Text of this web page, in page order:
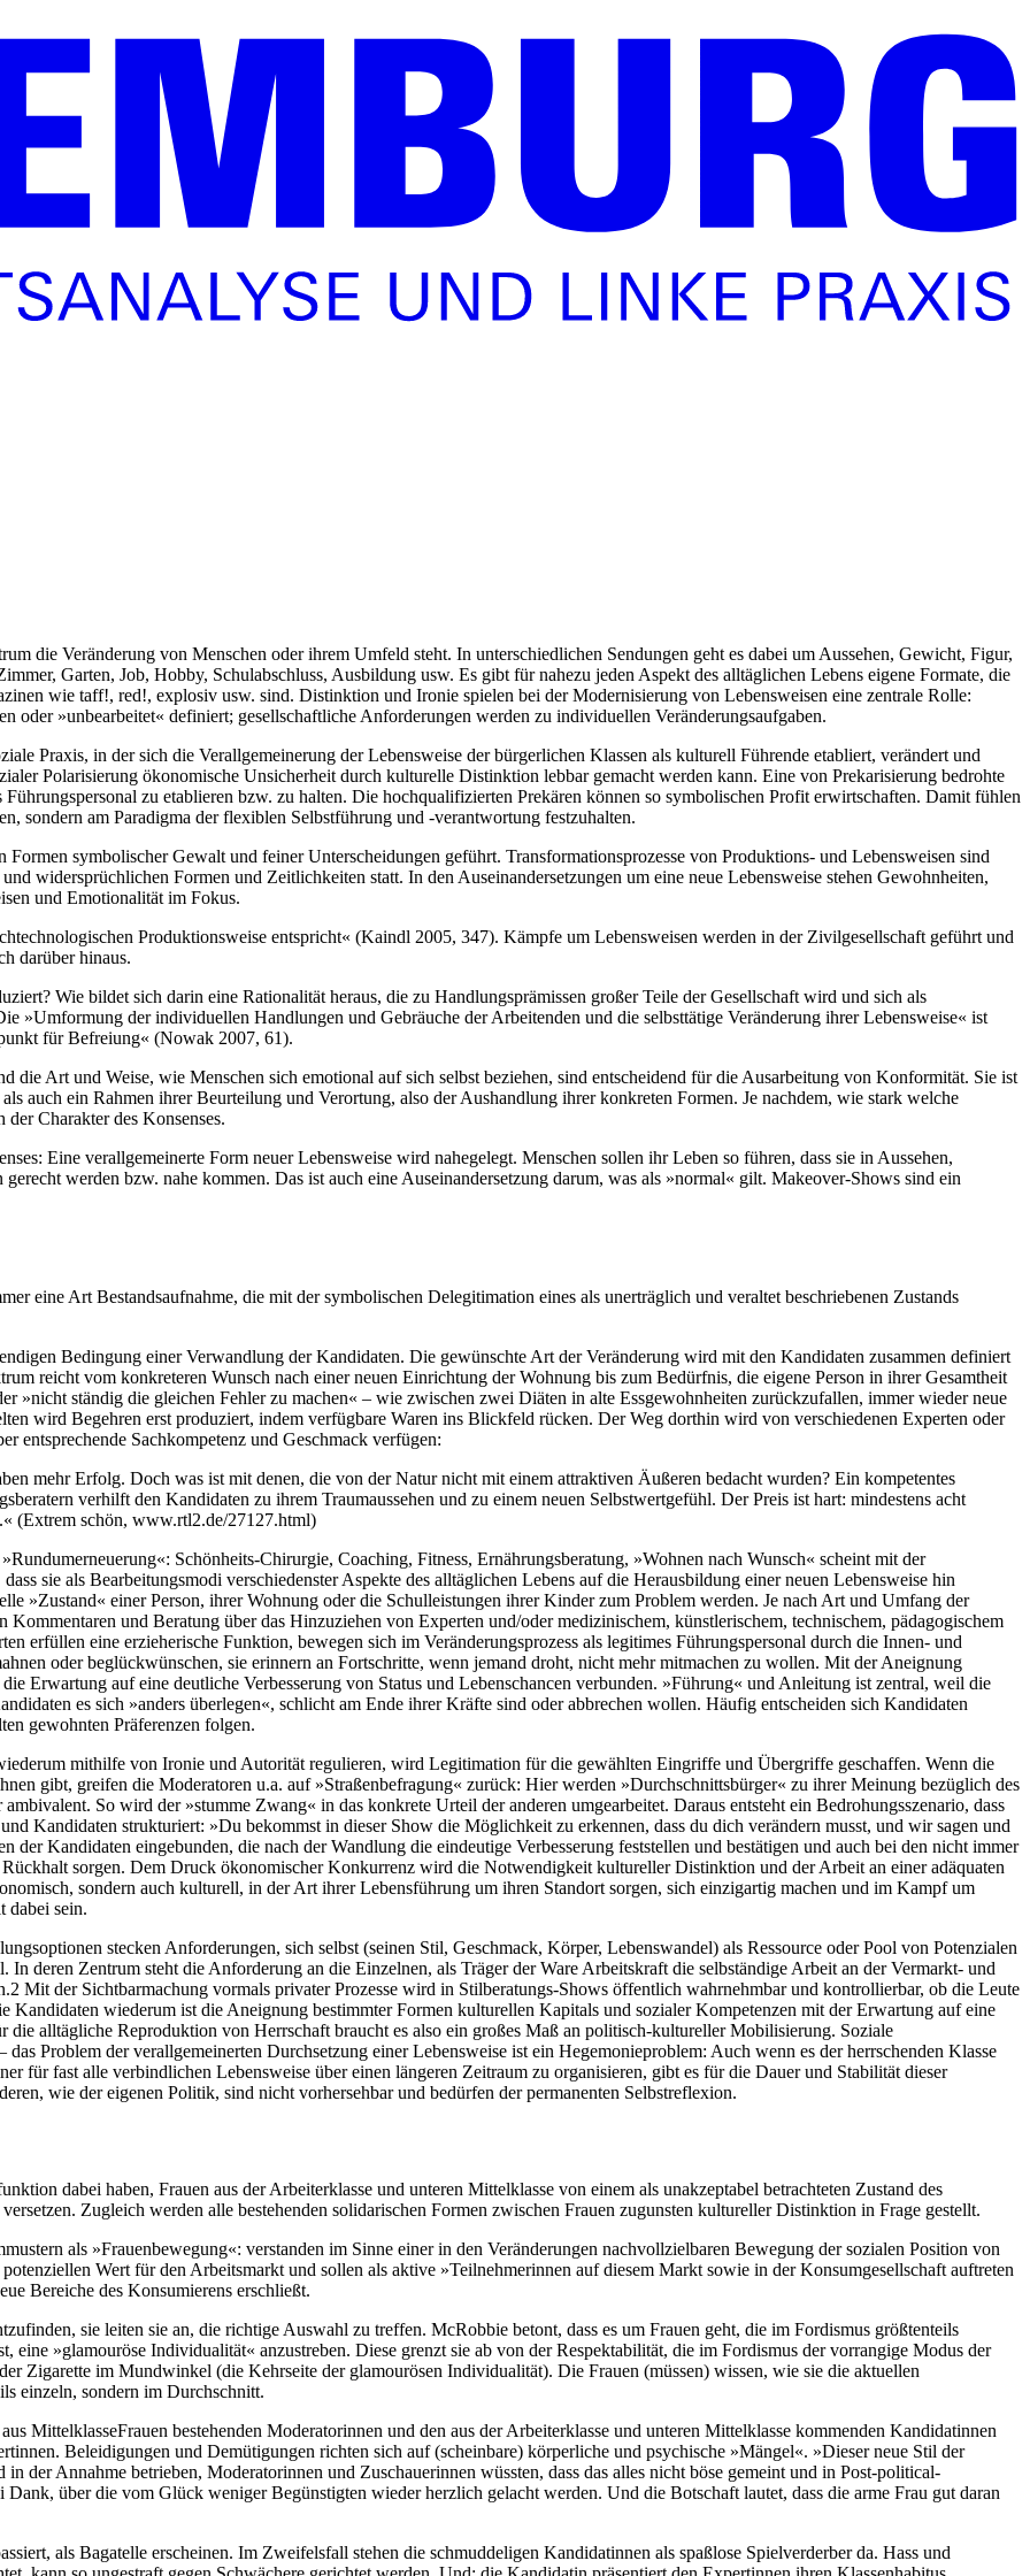
die Veränderung von Menschen oder ihrem Umfeld steht. In unterschiedlichen Sendungen geht es dabei um Aussehen, Gewicht, Figur,
Garten, Job, Hobby, Schulabschluss, Ausbildung usw. Es gibt für nahezu jeden Aspekt des alltäglichen Lebens eigene Formate, die
wie taff!, red!, explosiv usw. sind. Distinktion und Ironie spielen bei der Modernisierung von Lebensweisen eine zentrale Rolle:
oder »unbearbeitet« definiert; gesellschaftliche Anforderungen werden zu individuellen Veränderungsaufgaben.
Praxis, in der sich die Verallgemeinerung der Lebensweise der bürgerlichen Klassen als kulturell Führende etabliert, verändert und
Polarisierung ökonomische Unsicherheit durch kulturelle Distinktion lebbar gemacht werden kann. Eine von Prekarisierung bedrohte
zu etablieren bzw. zu halten. Die hochqualifizierten Prekären können so symbolischen Profit erwirtschaften. Damit fühlen
sondern am Paradigma der flexiblen Selbstführung und -verantwortung festzuhalten.
symbolischer Gewalt und feiner Unterscheidungen geführt. Transformationsprozesse von Produktions- und Lebensweisen sind
widersprüchlichen Formen und Zeitlichkeiten statt. In den Auseinandersetzungen um eine neue Lebensweise stehen Gewohnheiten,
und Emotionalität im Fokus.
Produktionsweise entspricht« (Kaindl 2005, 347). Kämpfe um Lebensweisen werden in der Zivilgesellschaft geführt und
darüber hinaus.
Wie bildet sich darin eine Rationalität heraus, die zu Handlungsprämissen großer Teile der Gesellschaft wird und sich als
»Umformung der individuellen Handlungen und Gebräuche der Arbeitenden und die selbsttätige Veränderung ihrer Lebensweise« ist
für Befreiung« (Nowak 2007, 61).
die Art und Weise, wie Menschen sich emotional auf sich selbst beziehen, sind entscheidend für die Ausarbeitung von Konformität. Sie ist
auch ein Rahmen ihrer Beurteilung und Verortung, also der Aushandlung ihrer konkreten Formen. Je nachdem, wie stark welche
Charakter des Konsenses.
Eine verallgemeinerte Form neuer Lebensweise wird nahegelegt. Menschen sollen ihr Leben so führen, dass sie in Aussehen,
werden bzw. nahe kommen. Das ist auch eine Auseinandersetzung darum, was als »normal« gilt. Makeover-Shows sind ein
eine Art Bestandsaufnahme, die mit der symbolischen Delegitimation eines als unerträglich und veraltet beschriebenen Zustands
Bedingung einer Verwandlung der Kandidaten. Die gewünschte Art der Veränderung wird mit den Kandidaten zusammen definiert
reicht vom konkreteren Wunsch nach einer neuen Einrichtung der Wohnung bis zum Bedürfnis, die eigene Person in ihrer Gesamtheit
»nicht ständig die gleichen Fehler zu machen« – wie zwischen zwei Diäten in alte Essgewohnheiten zurückzufallen, immer wieder neue
wird Begehren erst produziert, indem verfügbare Waren ins Blickfeld rücken. Der Weg dorthin wird von verschiedenen Experten oder
entsprechende Sachkompetenz und Geschmack verfügen:
mehr Erfolg. Doch was ist mit denen, die von der Natur nicht mit einem attraktiven Äußeren bedacht wurden? Ein kompetentes
verhilft den Kandidaten zu ihrem Traumaussehen und zu einem neuen Selbstwertgefühl. Der Preis ist hart: mindestens acht
(Extrem schön, www.rtl2.de/27127.html)
Schönheits-Chirurgie, Coaching, Fitness, Ernährungsberatung, »Wohnen nach Wunsch« scheint mit der
sie als Bearbeitungsmodi verschiedenster Aspekte des alltäglichen Lebens auf die Herausbildung einer neuen Lebensweise hin
»Zustand« einer Person, ihrer Wohnung oder die Schulleistungen ihrer Kinder zum Problem werden. Je nach Art und Umfang der
und Beratung über das Hinzuziehen von Experten und/oder medizinischem, künstlerischem, technischem, pädagogischem
erfüllen eine erzieherische Funktion, bewegen sich im Veränderungsprozess als legitimes Führungspersonal durch die Innen- und
oder beglückwünschen, sie erinnern an Fortschritte, wenn jemand droht, nicht mehr mitmachen zu wollen. Mit der Aneignung
Erwartung auf eine deutliche Verbesserung von Status und Lebenschancen verbunden. »Führung« und Anleitung ist zentral, weil die
es sich »anders überlegen«, schlicht am Ende ihrer Kräfte sind oder abbrechen wollen. Häufig entscheiden sich Kandidaten
gewohnten Präferenzen folgen.
mithilfe von Ironie und Autorität regulieren, wird Legitimation für die gewählten Eingriffe und Übergriffe geschaffen. Wenn die
gibt, greifen die Moderatoren u.a. auf »Straßenbefragung« zurück: Hier werden »Durchschnittsbürger« zu ihrer Meinung bezüglich des
So wird der »stumme Zwang« in das konkrete Urteil der anderen umgearbeitet. Daraus entsteht ein Bedrohungsszenario, dass
Kandidaten strukturiert: »Du bekommst in dieser Show die Möglichkeit zu erkennen, dass du dich verändern musst, und wir sagen und
der Kandidaten eingebunden, die nach der Wandlung die eindeutige Verbesserung feststellen und bestätigen und auch bei den nicht immer
sorgen. Dem Druck ökonomischer Konkurrenz wird die Notwendigkeit kultureller Distinktion und der Arbeit an einer adäquaten
sondern auch kulturell, in der Art ihrer Lebensführung um ihren Standort sorgen, sich einzigartig machen und im Kampf um
dabei sein.
stecken Anforderungen, sich selbst (seinen Stil, Geschmack, Körper, Lebenswandel) als Ressource oder Pool von Potenzialen
deren Zentrum steht die Anforderung an die Einzelnen, als Träger der Ware Arbeitskraft die selbständige Arbeit an der Vermarkt- und
2 Mit der Sichtbarmachung vormals privater Prozesse wird in Stilberatungs-Shows öffentlich wahrnehmbar und kontrollierbar, ob die Leute
Kandidaten wiederum ist die Aneignung bestimmter Formen kulturellen Kapitals und sozialer Kompetenzen mit der Erwartung auf eine
die alltägliche Reproduktion von Herrschaft braucht es also ein großes Maß an politisch-kultureller Mobilisierung. Soziale
Problem der verallgemeinerten Durchsetzung einer Lebensweise ist ein Hegemonieproblem: Auch wenn es der herrschenden Klasse
für fast alle verbindlichen Lebensweise über einen längeren Zeitraum zu organisieren, gibt es für die Dauer und Stabilität dieser
wie der eigenen Politik, sind nicht vorhersehbar und bedürfen der permanenten Selbstreflexion.
dabei haben, Frauen aus der Arbeiterklasse und unteren Mittelklasse von einem als unakzeptabel betrachteten Zustand des
Zugleich werden alle bestehenden solidarischen Formen zwischen Frauen zugunsten kultureller Distinktion in Frage gestellt.
als »Frauenbewegung«: verstanden im Sinne einer in den Veränderungen nachvollzielbaren Bewegung der sozialen Position von
Wert für den Arbeitsmarkt und sollen als aktive »Teilnehmerinnen auf diesem Markt sowie in der Konsumgesellschaft auftreten
Bereiche des Konsumierens erschließt.
sie leiten sie an, die richtige Auswahl zu treffen. McRobbie betont, dass es um Frauen geht, die im Fordismus größtenteils
eine »glamouröse Individualität« anzustreben. Diese grenzt sie ab von der Respektabilität, die im Fordismus der vorrangige Modus der
Zigarette im Mundwinkel (die Kehrseite der glamourösen Individualität). Die Frauen (müssen) wissen, wie sie die aktuellen
einzeln, sondern im Durchschnitt.
MittelklasseFrauen bestehenden Moderatorinnen und den aus der Arbeiterklasse und unteren Mittelklasse kommenden Kandidatinnen
Beleidigungen und Demütigungen richten sich auf (scheinbare) körperliche und psychische »Mängel«. »Dieser neue Stil der
der Annahme betrieben, Moderatorinnen und Zuschauerinnen wüssten, dass das alles nicht böse gemeint und in Post-political-
über die vom Glück weniger Begünstigten wieder herzlich gelacht werden. Und die Botschaft lautet, dass die arme Frau gut daran
als Bagatelle erscheinen. Im Zweifelsfall stehen die schmuddeligen Kandidatinnen als spaßlose Spielverderber da. Hass und